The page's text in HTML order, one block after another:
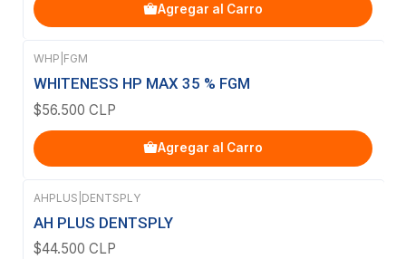
Agregar al Carro
WHP FGM
WHITENESS HP MAX 35 % FGM
$56.500 CLP
Agregar al Carro
AHPLUS DENTSPLY
AH PLUS DENTSPLY
$44.500 CLP